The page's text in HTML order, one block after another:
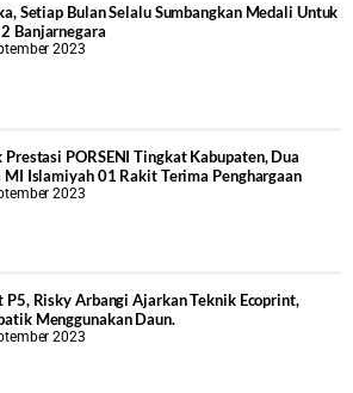
Setiap Bulan Selalu Sumbangkan Medali Untuk
Banjarnegara
2023
Prestasi PORSENI Tingkat Kabupaten, Dua
MI Islamiyah 01 Rakit Terima Penghargaan
2023
P5, Risky Arbangi Ajarkan Teknik Ecoprint,
Menggunakan Daun.
2023